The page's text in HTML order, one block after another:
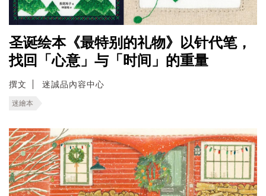
圣诞绘本《最特别的礼物》以针代笔，
找回「心意」与「时间」的重量
撰文 迷誠品內容中心
迷繪本